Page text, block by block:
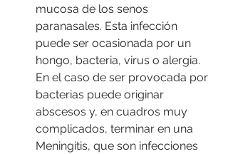
mucosa de los senos
paranasales. Esta infección
puede ser ocasionada por un
hongo, bacteria, virus o alergia.
En el caso de ser provocada por
bacterias puede originar
abscesos y, en cuadros muy
complicados, terminar en una
Meningitis, que son infecciones